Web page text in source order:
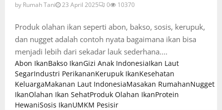
by Rumah Tani 23 April 2025 0 10370
Produk olahan ikan seperti abon, bakso, sosis, kerupuk,
dan nugget adalah contoh nyata bagaimana ikan bisa
menjadi lebih dari sekadar lauk sederhana....
Abon IkanBakso IkanGizi Anak IndonesiaIkan Laut
SegarIndustri PerikananKerupuk IkanKesehatan
KeluargaMakanan Laut IndonesiaMasakan RumahanNugget
IkanOlahan Ikan SehatProduk Olahan IkanProtein
HewaniSosis IkanUMKM Pesisir